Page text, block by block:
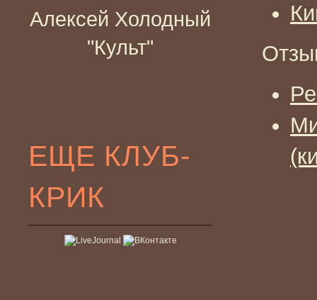
Алексей Холодный
"Культ"
ЕЩЕ КЛУБ-
КРИК